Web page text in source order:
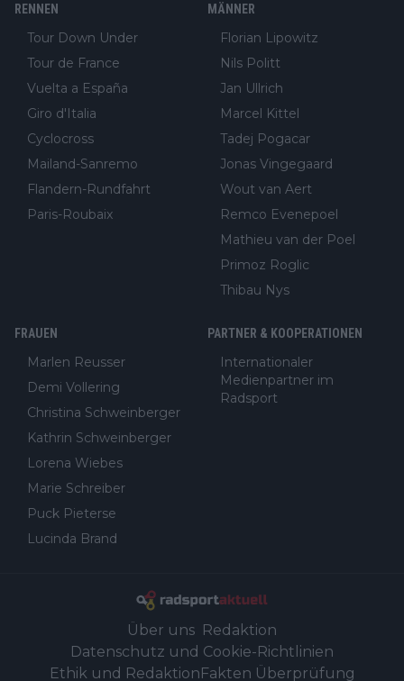
RENNEN
Tour Down Under
Tour de France
Vuelta a España
Giro d'Italia
Cyclocross
Mailand-Sanremo
Flandern-Rundfahrt
Paris-Roubaix
MÄNNER
Florian Lipowitz
Nils Politt
Jan Ullrich
Marcel Kittel
Tadej Pogacar
Jonas Vingegaard
Wout van Aert
Remco Evenepoel
Mathieu van der Poel
Primoz Roglic
Thibau Nys
FRAUEN
Marlen Reusser
Demi Vollering
Christina Schweinberger
Kathrin Schweinberger
Lorena Wiebes
Marie Schreiber
Puck Pieterse
Lucinda Brand
PARTNER & KOOPERATIONEN
Internationaler
Medienpartner im
Radsport
Über uns Redaktion
Datenschutz und Cookie-Richtlinien
Ethik und Redaktion Fakten Überprüfung